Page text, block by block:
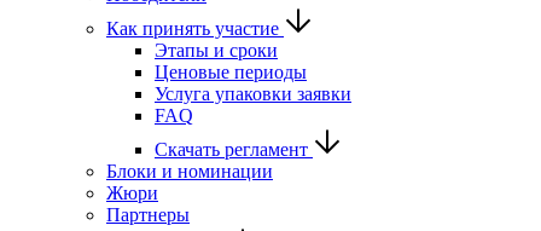
Как принять участие
Этапы и сроки
Ценовые периоды
Услуга упаковки заявки
FAQ
Скачать регламент
Блоки и номинации
Жюри
Партнеры